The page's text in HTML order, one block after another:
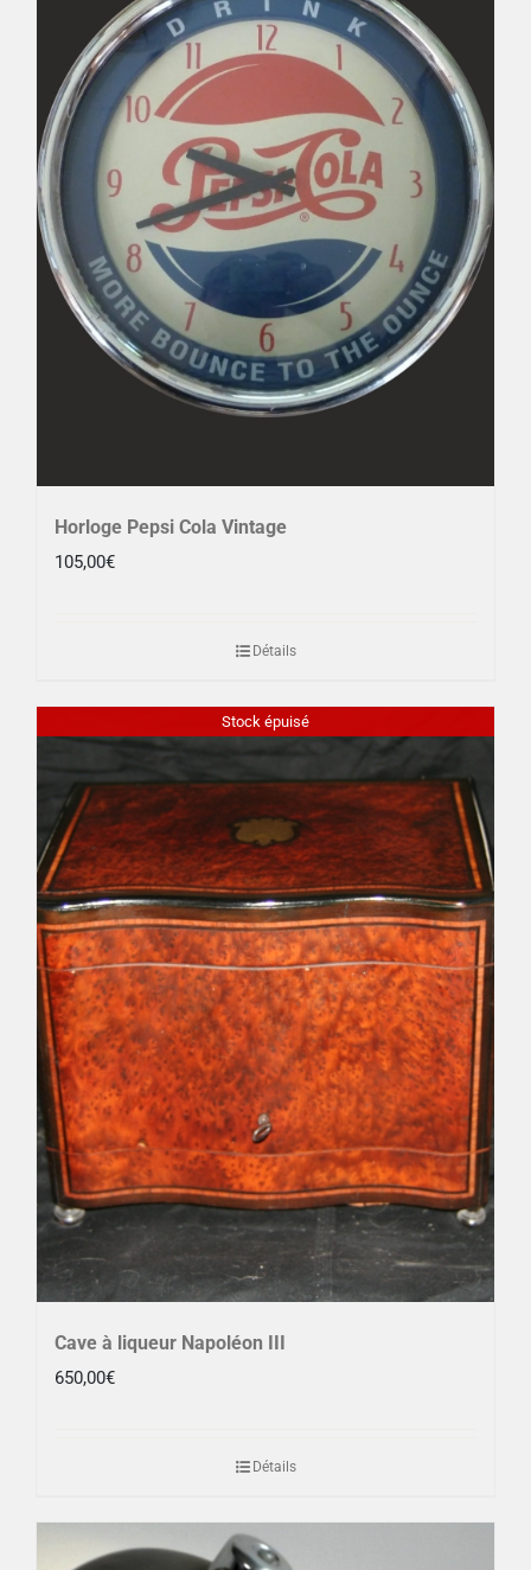
Horloge Pepsi Cola Vintage
105,00€
Détails
Stock épuisé
Cave à liqueur Napoléon III
650,00€
Détails